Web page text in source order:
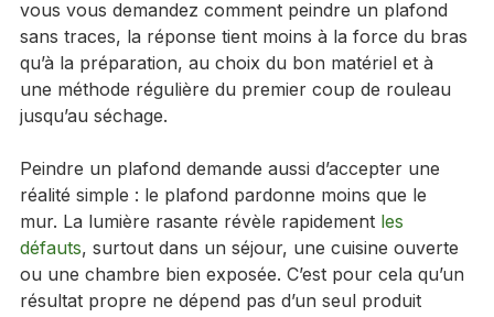
ou un effet de roulage peuvent gâcher l’ensemble. Si
vous vous demandez comment peindre un plafond
sans traces, la réponse tient moins à la force du bras
qu’à la préparation, au choix du bon matériel et à
une méthode régulière du premier coup de rouleau
Peindre un plafond demande aussi d’accepter une
réalité simple : le plafond pardonne moins que le
mur. La lumière rasante révèle rapidement les
défauts , surtout dans un séjour, une cuisine ouverte
ou une chambre bien exposée. C’est pour cela qu’un